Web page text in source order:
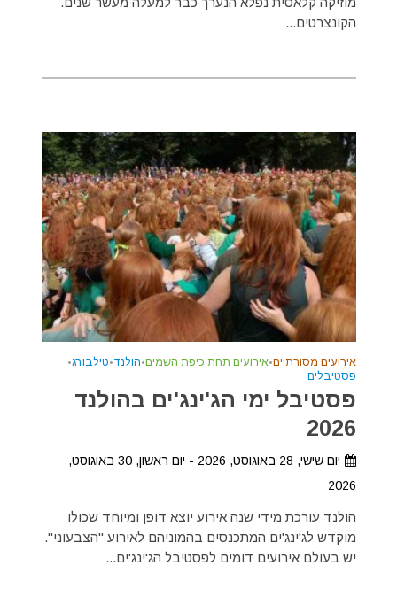
הקונצרטים...
אירועים מסורתיים•אירועים תחת כיפת השמים•הולנד•טילבורג•
פסטיבלים
פסטיבל ימי הג'ינג'ים בהולנד
2026
יום שישי, 28 באוגוסט, 2026 - יום ראשון, 30 באוגוסט,
2026
הולנד עורכת מידי שנה אירוע יוצא דופן ומיוחד שכולו
מוקדש לג'ינג'ים המתכנסים בהמוניהם לאירוע "הצבעוני".
יש בעולם אירועים דומים לפסטיבל הג'ינג'ים...